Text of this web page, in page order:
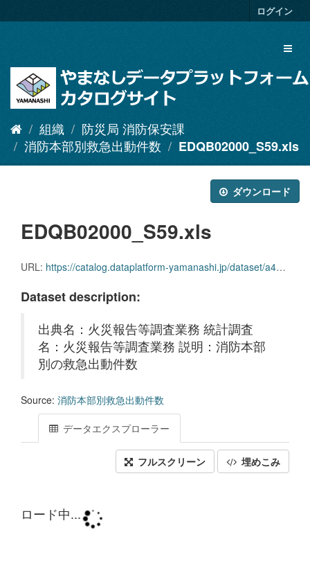
キ
ログイン
組織
防災局 消防保安課
消防本部別救急出動件数
EDQB02000_S59.xls
ダウンロード
EDQB02000_S59.xls
URL: https://catalog.dataplatform-yamanashi.jp/dataset/a4d2b357-e30f-4e6f-ba8f-8a4c16185c2d/resource/d60d9219-02ec-420f-aa35-4dfe302fea3a/download/edqb02000_s59.xls
Dataset description:
出典名：火災報告等調査業務 統計調査
名：火災報告等調査業務 説明：消防本部
別の救急出動件数
Source: 消防本部別救急出動件数
データエクスプローラー
フルスクリーン 埋めこみ